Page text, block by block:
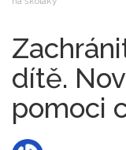
dítě.
pomoci